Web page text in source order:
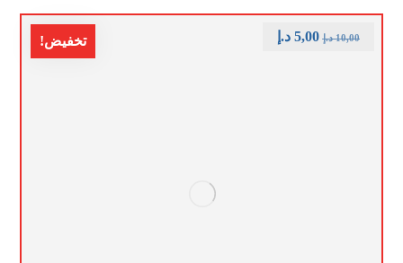
تخفيض! 10,00 د.إ 5,00 د.إ